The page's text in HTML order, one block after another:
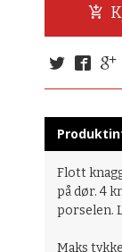
Flott
på dør. 4
porselen.
Maks